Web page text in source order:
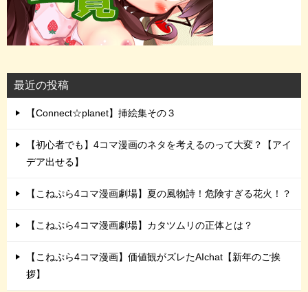
最近の投稿
【Connect☆planet】挿絵集その３
【初心者でも】4コマ漫画のネタを考えるのって大変？【アイ
デア出せる】
【こねぷら4コマ漫画劇場】夏の風物詩！危険すぎる花火！？
【こねぷら4コマ漫画劇場】カタツムリの正体とは？
【こねぷら4コマ漫画】価値観がズレたAIchat【新年のご挨
拶】